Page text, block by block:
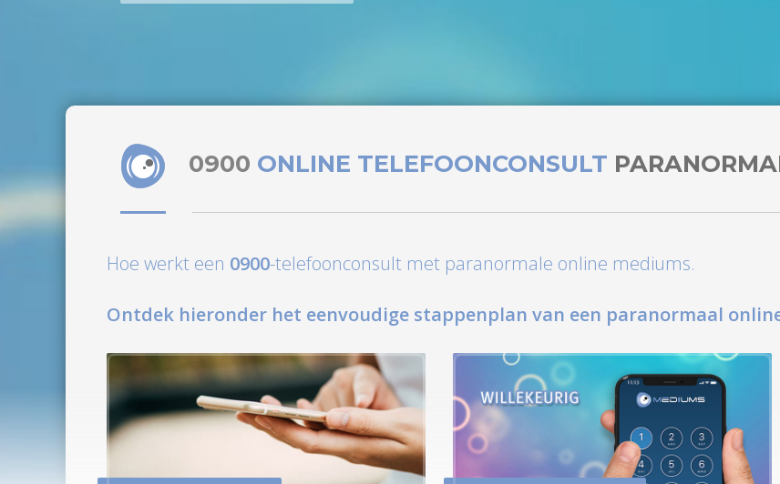
0900 ONLINE TELEFOONCONSULT
Hoe werkt een 0900-telefoonconsult met paranormale online mediums.
Ontdek hieronder het eenvoudige stappenplan van een paranormaal